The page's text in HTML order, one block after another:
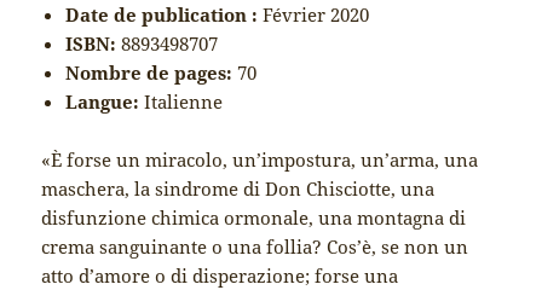
Date de publication :Février 2020
ISBN:8893498707
Nombre de pages:70
Langue:Italienne
«È forse un miracolo, un’impostura, un’arma, una
maschera, la sindrome di Don Chisciotte, una
disfunzione chimica ormonale, una montagna di
crema sanguinante o una follia? Cos’è, se non un
atto d’amore o di disperazione; forse una